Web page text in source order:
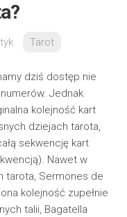
Tarot
dziś dostęp nie
Jednak
kolejność kart
dziejach tarota,
sekwencję kart
Nawet w
tarota, Sermones de
kolejność zupełnie
talii, Bagatella